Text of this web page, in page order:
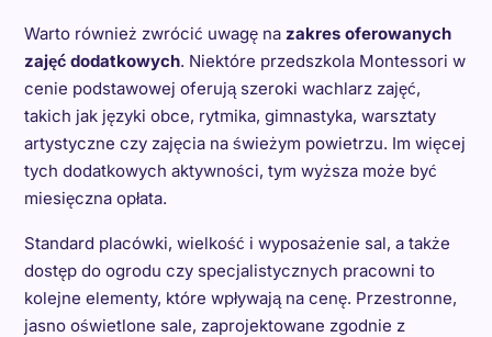
Warto również zwrócić uwagę na zakres oferowanych
zajęć dodatkowych. Niektóre przedszkola Montessori w
cenie podstawowej oferują szeroki wachlarz zajęć,
takich jak języki obce, rytmika, gimnastyka, warsztaty
artystyczne czy zajęcia na świeżym powietrzu. Im więcej
tych dodatkowych aktywności, tym wyższa może być
miesięczna opłata.
Standard placówki, wielkość i wyposażenie sal, a także
dostęp do ogrodu czy specjalistycznych pracowni to
kolejne elementy, które wpływają na cenę. Przestronne,
jasno oświetlone sale, zaprojektowane zgodnie z